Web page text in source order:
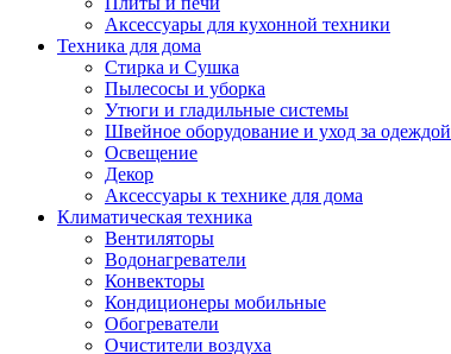
Аксессуары для кухонной техники
Техника для дома
Стирка и Сушка
Пылесосы и уборка
Утюги и гладильные системы
Швейное оборудование и уход за одеждой
Освещение
Декор
Аксессуары к технике для дома
Климатическая техника
Вентиляторы
Водонагреватели
Конвекторы
Кондиционеры мобильные
Обогреватели
Очистители воздуха